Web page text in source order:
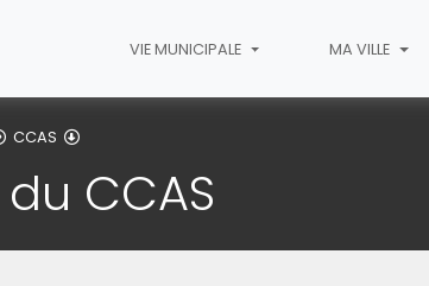
VIE MUNICIPALE MA VILLE
CCAS
CCAS